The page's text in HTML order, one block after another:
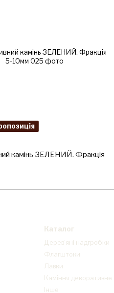
камінь ЗЕЛЕНИЙ. Фракція
Каталог
Дерев'яні надгробки
Флагштоки
Лавки
Каміння декоративне
Інше